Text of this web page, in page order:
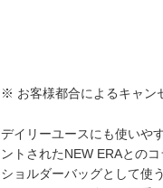
※ お客様都合によるキャン
デイリーユースにも使いや
ントされたNEW ERAとの
ショルダーバッグとして使